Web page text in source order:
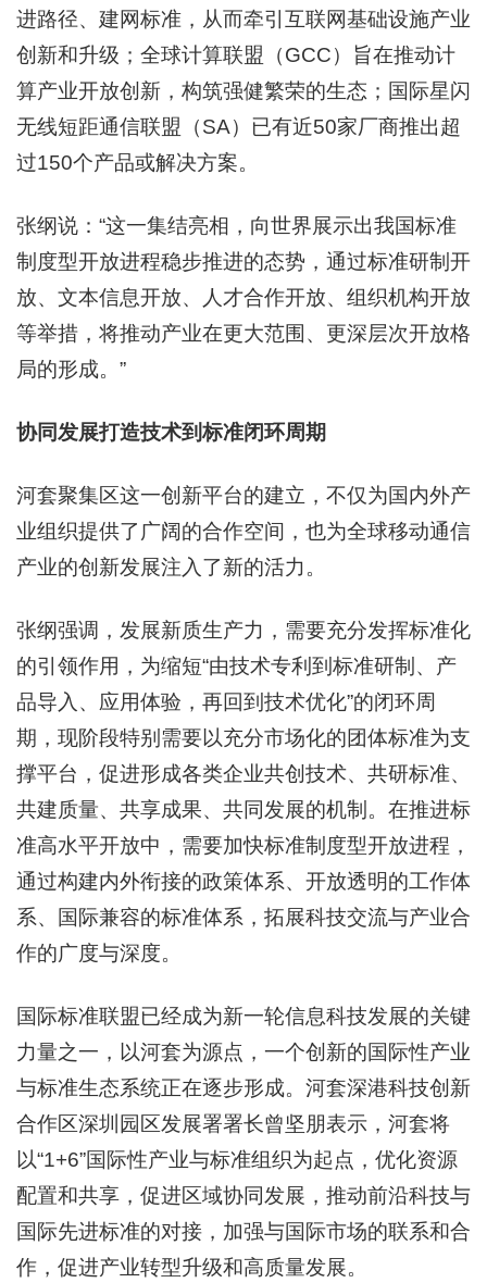
进路径、建网标准，从而牵引互联网基础设施产业
创新和升级；全球计算联盟（GCC）旨在推动计
算产业开放创新，构筑强健繁荣的生态；国际星闪
无线短距通信联盟（SA）已有近50家厂商推出超
过150个产品或解决方案。
张纲说：“这一集结亮相，向世界展示出我国标准
制度型开放进程稳步推进的态势，通过标准研制开
放、文本信息开放、人才合作开放、组织机构开放
等举措，将推动产业在更大范围、更深层次开放格
局的形成。”
协同发展打造技术到标准闭环周期
河套聚集区这一创新平台的建立，不仅为国内外产
业组织提供了广阔的合作空间，也为全球移动通信
产业的创新发展注入了新的活力。
张纲强调，发展新质生产力，需要充分发挥标准化
的引领作用，为缩短“由技术专利到标准研制、产
品导入、应用体验，再回到技术优化”的闭环周
期，现阶段特别需要以充分市场化的团体标准为支
撑平台，促进形成各类企业共创技术、共研标准、
共建质量、共享成果、共同发展的机制。在推进标
准高水平开放中，需要加快标准制度型开放进程，
通过构建内外衔接的政策体系、开放透明的工作体
系、国际兼容的标准体系，拓展科技交流与产业合
作的广度与深度。
国际标准联盟已经成为新一轮信息科技发展的关键
力量之一，以河套为源点，一个创新的国际性产业
与标准生态系统正在逐步形成。河套深港科技创新
合作区深圳园区发展署署长曾坚朋表示，河套将
以“1+6”国际性产业与标准组织为起点，优化资源
配置和共享，促进区域协同发展，推动前沿科技与
国际先进标准的对接，加强与国际市场的联系和合
作，促进产业转型升级和高质量发展。